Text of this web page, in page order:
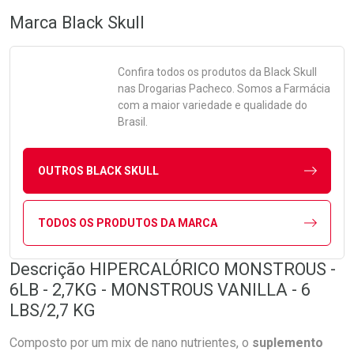
Marca Black Skull
Confira todos os produtos da Black Skull
nas Drogarias Pacheco. Somos a Farmácia
com a maior variedade e qualidade do
Brasil.
OUTROS BLACK SKULL
TODOS OS PRODUTOS DA MARCA
Descrição HIPERCALÓRICO MONSTROUS -
6LB - 2,7KG - MONSTROUS VANILLA - 6
LBS/2,7 KG
Composto por um mix de nano nutrientes, o suplemento